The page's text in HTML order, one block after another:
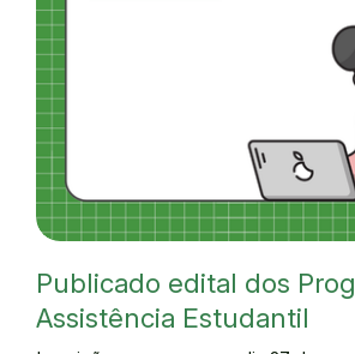
Publicado edital dos
Assistência Estudantil